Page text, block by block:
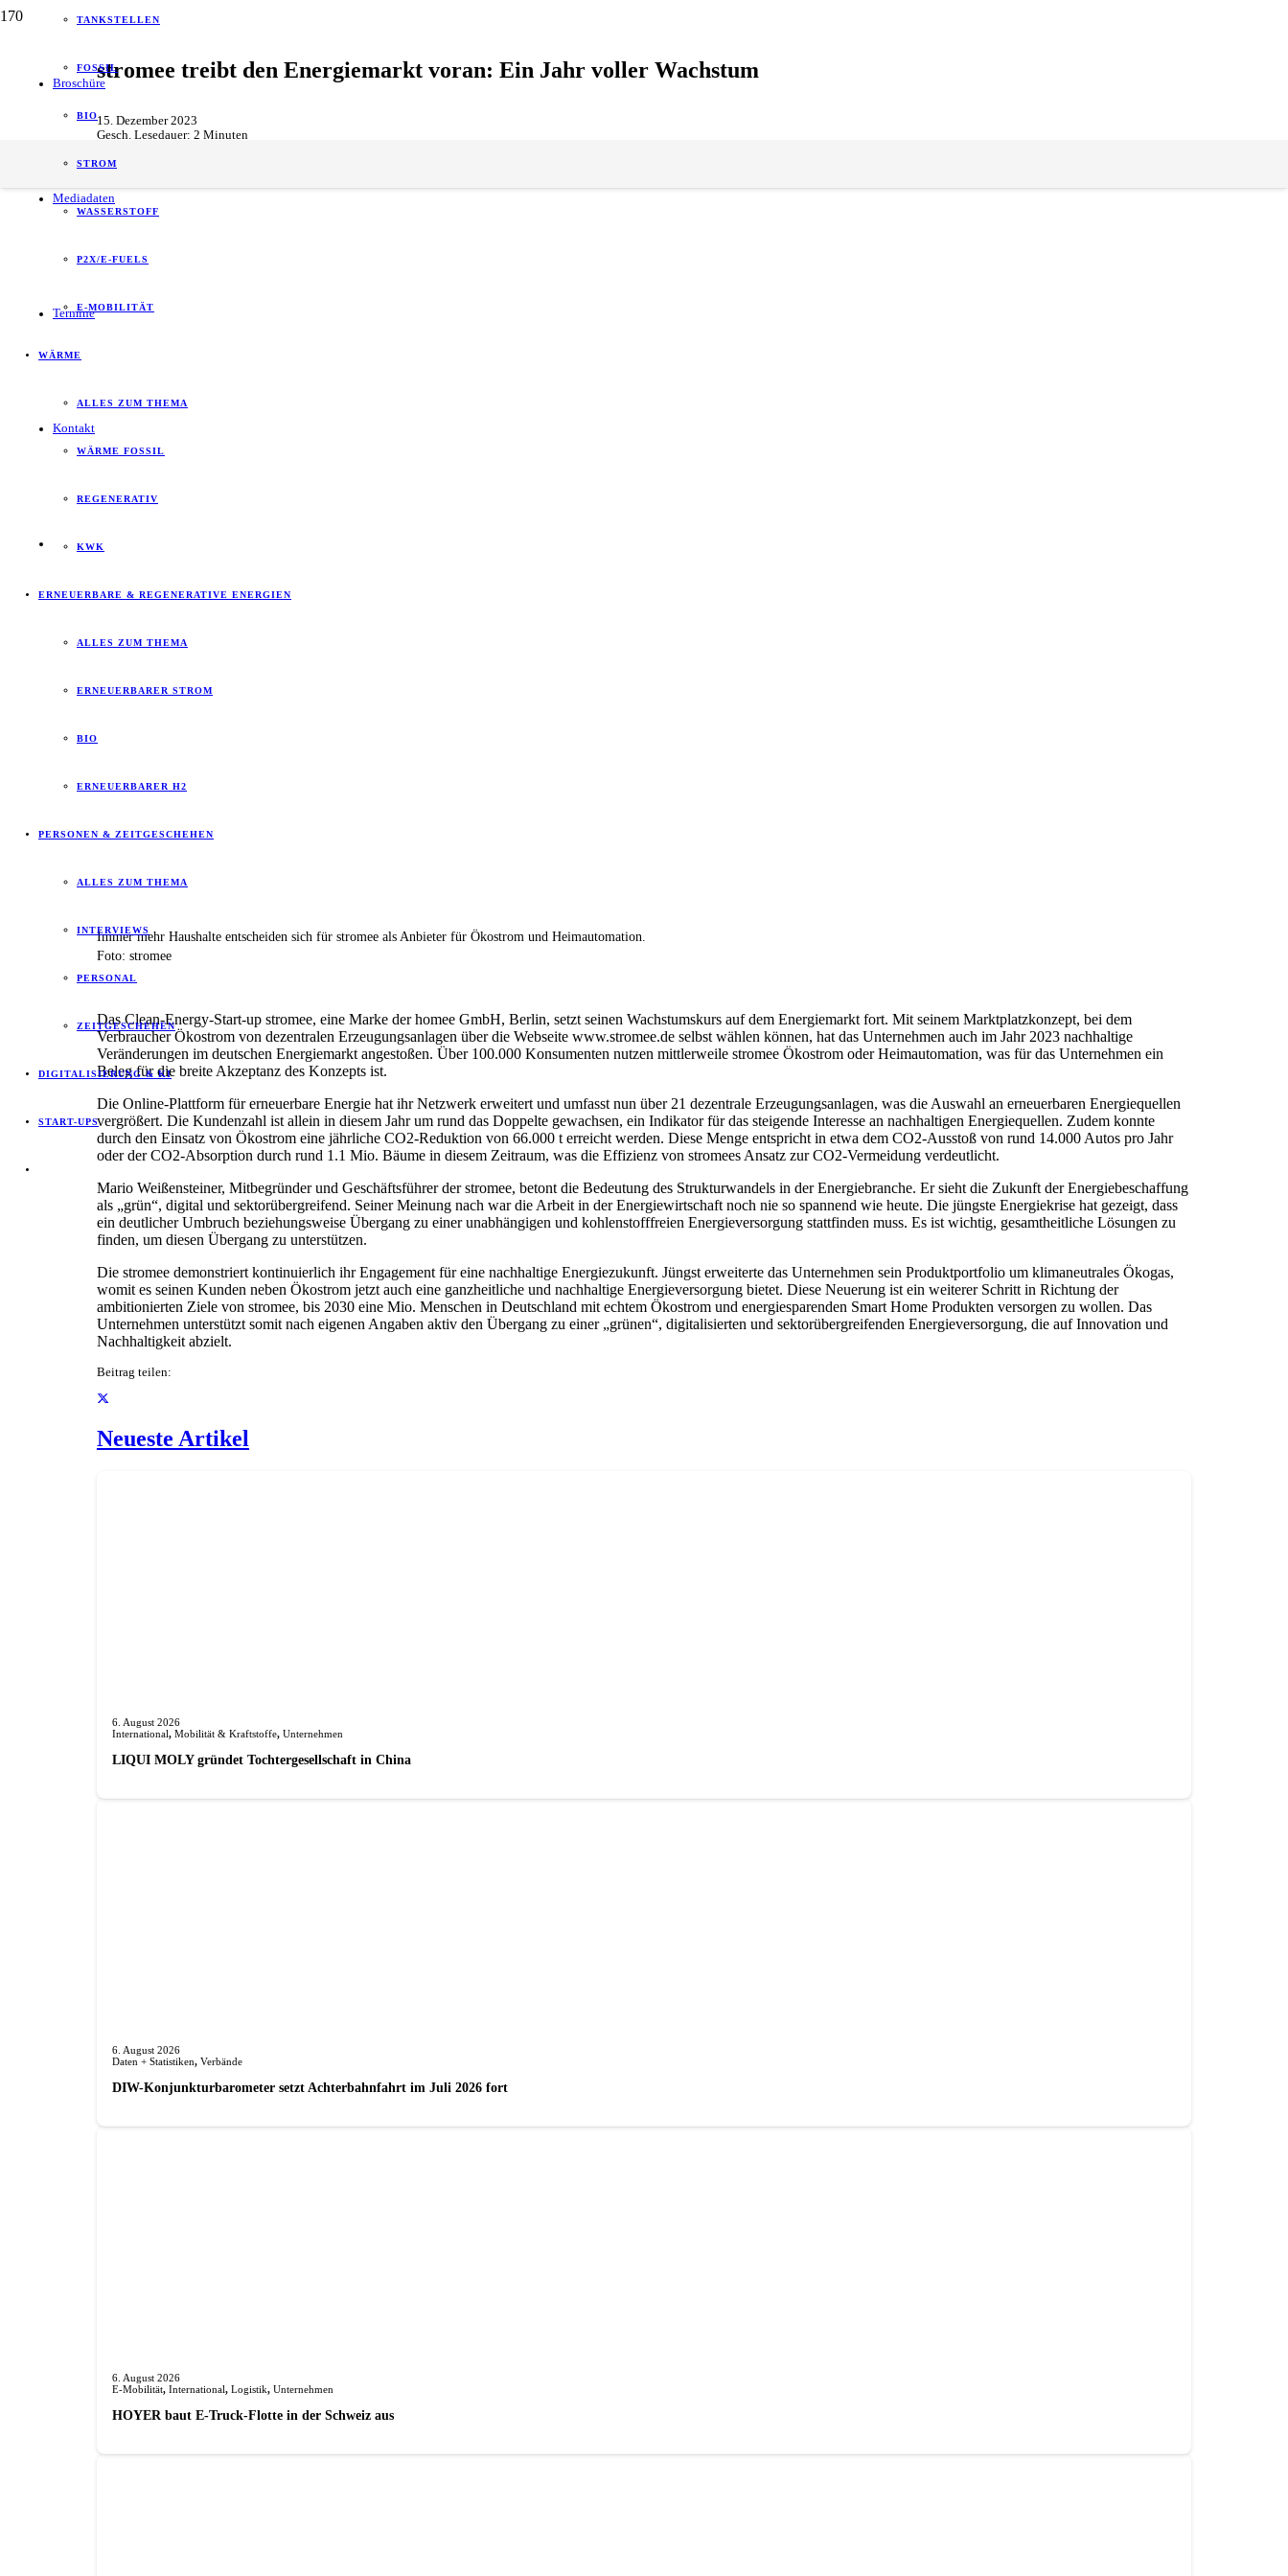
Broschüre
Mediadaten
Termine
Kontakt
TANKSTELLEN
FOSSIL
BIO
STROM
WASSERSTOFF
P2X/E-FUELS
E-MOBILITÄT
WÄRME
ALLES ZUM THEMA
WÄRME FOSSIL
REGENERATIV
KWK
ERNEUERBARE & REGENERATIVE ENERGIEN
ALLES ZUM THEMA
ERNEUERBARER STROM
BIO
ERNEUERBARER H2
PERSONEN & ZEITGESCHEHEN
ALLES ZUM THEMA
INTERVIEWS
PERSONAL
ZEITGESCHEHEN
DIGITALISIERUNG & KI
START-UPS
stromee treibt den Energiemarkt voran: Ein Jahr voller Wachstum
15. Dezember 2023
Gesch. Lesedauer: 2 Minuten
Immer mehr Haushalte entscheiden sich für stromee als Anbieter für Ökostrom und Heimautomation.
Foto: stromee
Das Clean-Energy-Start-up stromee, eine Marke der homee GmbH, Berlin, setzt seinen Wachstumskurs auf dem Energiemarkt fort. Mit seinem Marktplatzkonzept, bei dem
Verbraucher Ökostrom von dezentralen Erzeugungsanlagen über die Webseite www.stromee.de selbst wählen können, hat das Unternehmen auch im Jahr 2023 nachhaltige
Veränderungen im deutschen Energiemarkt angestoßen. Über 100.000 Konsumenten nutzen mittlerweile stromee Ökostrom oder Heimautomation, was für das Unternehmen ein
Beleg für die breite Akzeptanz des Konzepts ist.
Die Online-Plattform für erneuerbare Energie hat ihr Netzwerk erweitert und umfasst nun über 21 dezentrale Erzeugungsanlagen, was die Auswahl an erneuerbaren Energiequellen
vergrößert. Die Kundenzahl ist allein in diesem Jahr um rund das Doppelte gewachsen, ein Indikator für das steigende Interesse an nachhaltigen Energiequellen. Zudem konnte
durch den Einsatz von Ökostrom eine jährliche CO2-Reduktion von 66.000 t erreicht werden. Diese Menge entspricht in etwa dem CO2-Ausstoß von rund 14.000 Autos pro Jahr
oder der CO2-Absorption durch rund 1.1 Mio. Bäume in diesem Zeitraum, was die Effizienz von stromees Ansatz zur CO2-Vermeidung verdeutlicht.
Mario Weißensteiner, Mitbegründer und Geschäftsführer der stromee, betont die Bedeutung des Strukturwandels in der Energiebranche. Er sieht die Zukunft der Energiebeschaffung
als „grün“, digital und sektorübergreifend. Seiner Meinung nach war die Arbeit in der Energiewirtschaft noch nie so spannend wie heute. Die jüngste Energiekrise hat gezeigt, dass
ein deutlicher Umbruch beziehungsweise Übergang zu einer unabhängigen und kohlenstofffreien Energieversorgung stattfinden muss. Es ist wichtig, gesamtheitliche Lösungen zu
finden, um diesen Übergang zu unterstützen.
Die stromee demonstriert kontinuierlich ihr Engagement für eine nachhaltige Energiezukunft. Jüngst erweiterte das Unternehmen sein Produktportfolio um klimaneutrales Ökogas,
womit es seinen Kunden neben Ökostrom jetzt auch eine ganzheitliche und nachhaltige Energieversorgung bietet. Diese Neuerung ist ein weiterer Schritt in Richtung der
ambitionierten Ziele von stromee, bis 2030 eine Mio. Menschen in Deutschland mit echtem Ökostrom und energiesparenden Smart Home Produkten versorgen zu wollen. Das
Unternehmen unterstützt somit nach eigenen Angaben aktiv den Übergang zu einer „grünen“, digitalisierten und sektorübergreifenden Energieversorgung, die auf Innovation und
Nachhaltigkeit abzielt.
Beitrag teilen:
Neueste Artikel
6. August 2026
International, Mobilität & Kraftstoffe, Unternehmen
LIQUI MOLY gründet Tochterge­sellschaft in China
6. August 2026
Daten + Statistiken, Verbände
DIW-Konjunkturbarometer setzt Achterbahnfahrt im Juli 2026 fort
6. August 2026
E-Mobilität, International, Logistik, Unternehmen
HOYER baut E-Truck-Flotte in der Schweiz aus